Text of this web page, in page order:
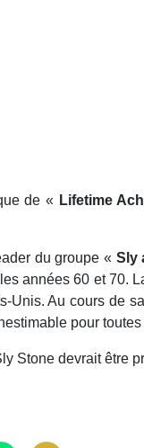
de « Lifetime
du groupe « Sly
années 60 et 70.
Unis. Au cours de
pour
Stone devrait être